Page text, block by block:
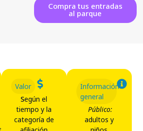
Compra tus entradas
al parque
Valor
Según el
tiempo y la
categoría de
Información
general
Público:
adultos y